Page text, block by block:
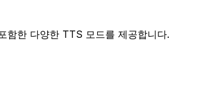
함한 다양한 TTS 모드를 제공합니다.